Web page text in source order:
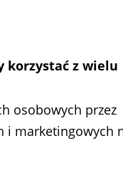
korzystać z wielu
osobowych przez
i marketingowych